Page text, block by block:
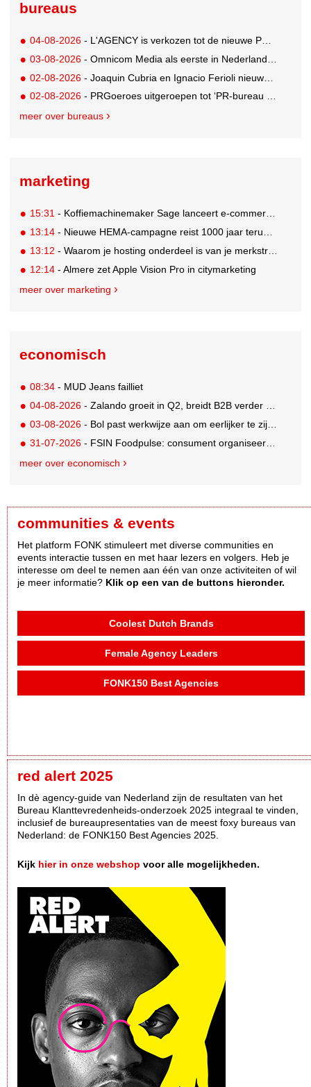
bureaus
04-08-2026 - L'AGENCY is verkozen tot de nieuwe PR-partner van KoRo
03-08-2026 - Omnicom Media als eerste in Nederland actief met advertenties in ChatGPT
02-08-2026 - Joaquin Cubria en Ignacio Ferioli nieuwe Global CCO’s GUT, Renata Neumann Global Head of Production
02-08-2026 - PRGoeroes uitgeroepen tot ‘PR-bureau van het jaar 2026’
meer over bureaus
marketing
15:31 - Koffiemachinemaker Sage lanceert e-commerceplatform voor koffieliefhebbers
13:14 - Nieuwe HEMA-campagne reist 1000 jaar terug in de tijd naar 'Hemastein'
13:12 - Waarom je hosting onderdeel is van je merkstrategie
12:14 - Almere zet Apple Vision Pro in citymarketing
meer over marketing
economisch
08:34 - MUD Jeans failliet
04-08-2026 - Zalando groeit in Q2, breidt B2B verder uit en innoveert met AI
03-08-2026 - Bol past werkwijze aan om eerlijker te zijn naar verkopers en consumenten
31-07-2026 - FSIN Foodpulse: consument organiseert eet- en koopgedrag bewuster
meer over economisch
communities & events
Het platform FONK stimuleert met diverse communities en
events interactie tussen en met haar lezers en volgers. Heb je
interesse om deel te nemen aan één van onze activiteiten of wil
je meer informatie? Klik op een van de buttons hieronder.
Coolest Dutch Brands
Female Agency Leaders
FONK150 Best Agencies
red alert 2025
In dè agency-guide van Nederland zijn de resultaten van het
Bureau Klanttevredenheids-onderzoek 2025 integraal te vinden,
inclusief de bureaupresentaties van de meest foxy bureaus van
Nederland: de FONK150 Best Agencies 2025.
Kijk hier in onze webshop voor alle mogelijkheden.